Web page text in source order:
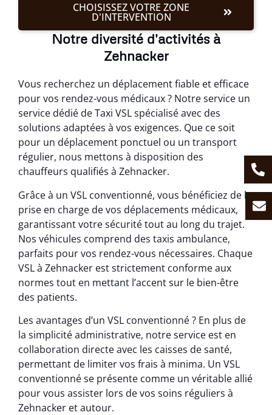
CHOISISSEZ VOTRE ZONE
D'INTERVENTION
Notre diversité d'activités à
Zehnacker
Vous recherchez un déplacement fiable et efficace
pour vos rendez-vous médicaux ? Notre service un
service dédié de Taxi VSL spécialisé avec des
solutions adaptées à vos exigences. Que ce soit
pour un déplacement ponctuel ou un transport
régulier, nous mettons à disposition des
chauffeurs qualifiés à Zehnacker.
Grâce à un VSL conventionné, vous bénéficiez de la
prise en charge de vos déplacements médicaux,
garantissant votre sécurité tout au long du trajet.
Nos véhicules comprend des taxis ambulance,
parfaits pour vos rendez-vous nécessaires. Chaque
VSL à Zehnacker est strictement conforme aux
normes tout en mettant l’accent sur le bien-être
des patients.
Les avantages d’un VSL conventionné ? En plus de
la simplicité administrative, notre service est en
collaboration directe avec les caisses de santé,
permettant de limiter vos frais à minima. Un VSL
conventionné se présente comme un véritable allié
pour vous assister lors de vos soins réguliers à
Zehnacker et autour.